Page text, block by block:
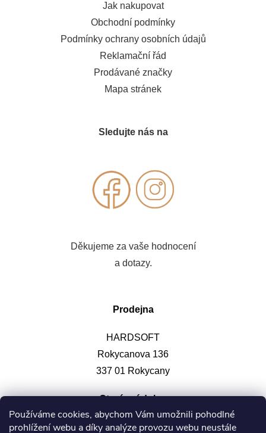
Používáme cookies, abychom Vám umožnili pohodlné
prohlížení webu a díky analýze provozu webu neustále
Jak nakupovat
Obchodní podmínky
Podmínky ochrany osobních údajů
Reklamační řád
Prodávané značky
Mapa stránek
Sledujte nás na
Děkujeme za vaše hodnocení
a dotazy.
Prodejna
HARDSOFT
Rokycanova 136
337 01 Rokycany
Otevírací doba: